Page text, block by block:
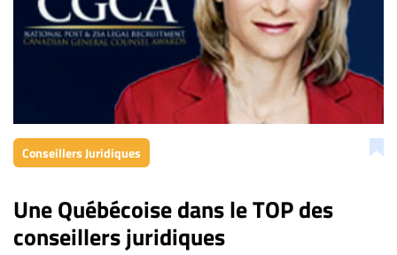
Conseillers Juridiques
Une Québécoise dans le TOP des
conseillers juridiques